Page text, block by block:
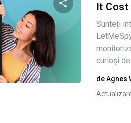
Condividi
It Cost
Sunteți
curioși
deAgnes